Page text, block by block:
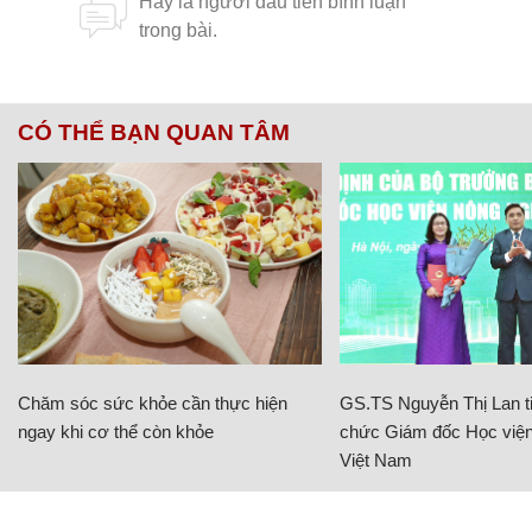
CÓ THỂ BẠN QUAN TÂM
Chăm sóc sức khỏe cần thực hiện
ngay khi cơ thể còn khỏe
GS.TS Nguyễn Thị Lan
chức Giám đốc Học
Việt Nam